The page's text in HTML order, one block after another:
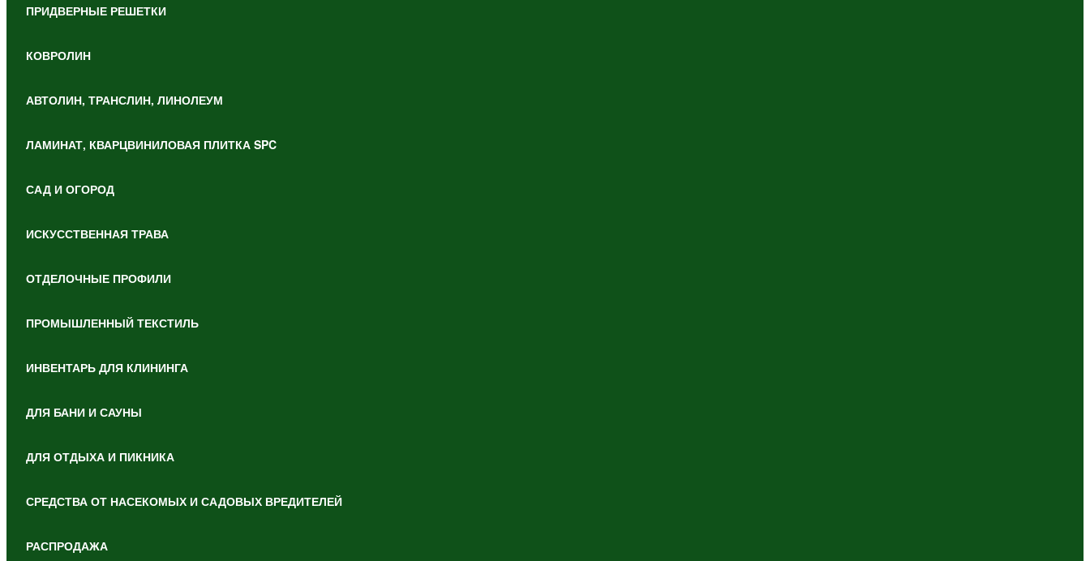
ПРИДВЕРНЫЕ РЕШЕТКИ
КОВРОЛИН
АВТОЛИН, ТРАНСЛИН, ЛИНОЛЕУМ
ЛАМИНАТ, КВАРЦВИНИЛОВАЯ ПЛИТКА SPC
САД И ОГОРОД
ИСКУССТВЕННАЯ ТРАВА
ОТДЕЛОЧНЫЕ ПРОФИЛИ
ПРОМЫШЛЕННЫЙ ТЕКСТИЛЬ
ИНВЕНТАРЬ ДЛЯ КЛИНИНГА
ДЛЯ БАНИ И САУНЫ
ДЛЯ ОТДЫХА И ПИКНИКА
СРЕДСТВА ОТ НАСЕКОМЫХ И САДОВЫХ ВРЕДИТЕЛЕЙ
РАСПРОДАЖА